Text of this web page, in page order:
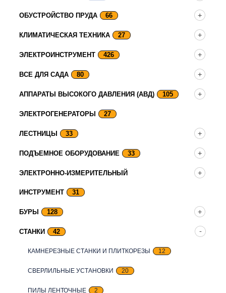
ОБУСТРОЙСТВО ПРУДА 66
КЛИМАТИЧЕСКАЯ ТЕХНИКА 27
ЭЛЕКТРОИНСТРУМЕНТ 426
ВСЕ ДЛЯ САДА 80
АППАРАТЫ ВЫСОКОГО ДАВЛЕНИЯ (АВД) 105
ЭЛЕКТРОГЕНЕРАТОРЫ 27
ЛЕСТНИЦЫ 33
ПОДЪЕМНОЕ ОБОРУДОВАНИЕ 33
ЭЛЕКТРОННО-ИЗМЕРИТЕЛЬНЫЙ
ИНСТРУМЕНТ 31
БУРЫ 128
СТАНКИ 42
КАМНЕРЕЗНЫЕ СТАНКИ И ПЛИТКОРЕЗЫ 12
СВЕРЛИЛЬНЫЕ УСТАНОВКИ 20
ПИЛЫ ЛЕНТОЧНЫЕ 2